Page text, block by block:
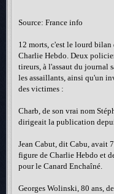
Source: France info
12 morts, c'est le lourd
Charlie Hebdo. Deux
tireurs, à l'assaut du journal
les assaillants, ainsi qu'un
des victimes :
Charb, de son vrai nom
dirigeait la publication
Jean Cabut, dit Cabu, avait
figure de Charlie Hebdo et
pour le Canard Enchaîné.
Georges Wolinski, 80 ans,